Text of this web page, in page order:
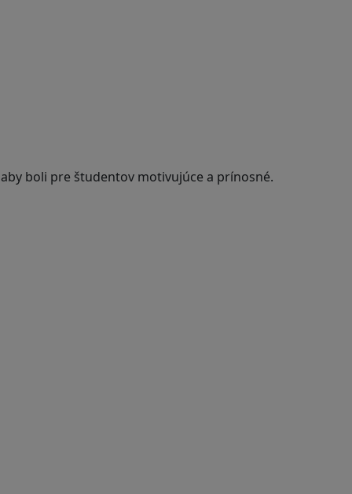
boli pre študentov motivujúce a prínosné.